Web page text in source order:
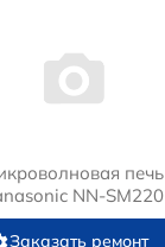
печь
NN-SM220
Заказать ремонт